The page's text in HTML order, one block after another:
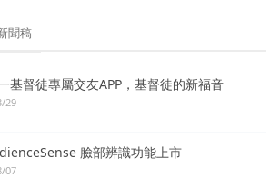
聞稿
基督徒專屬交友APP，基督徒的新福音
29
臉部辨識功能上市
07